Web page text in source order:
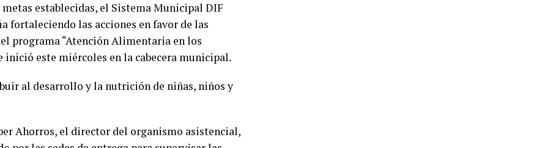
establecidas, el Sistema Municipal DIF
fortaleciendo las acciones en favor de las
programa “Atención Alimentaria en los
inició este miércoles en la cabecera municipal.
al desarrollo y la nutrición de niñas, niños y
Ahorros, el director del organismo asistencial,